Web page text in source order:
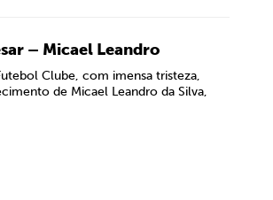
– Micael Leandro
Clube, com imensa tristeza,
de Micael Leandro da Silva,